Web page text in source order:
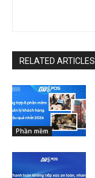
RELATED ARTICLES
Phần mềm